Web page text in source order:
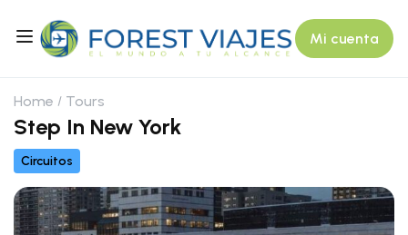
Mi cuenta
Home Tours
Step In New York
Circuitos